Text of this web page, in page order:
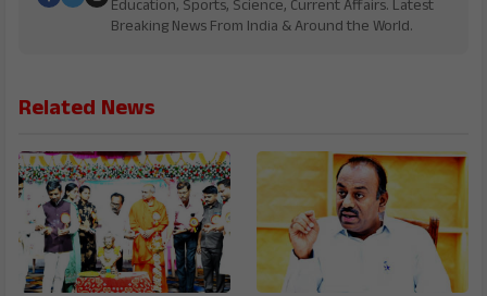
Education, Sports, Science, Current Affairs. Latest
Breaking News From India & Around the World.
Related News